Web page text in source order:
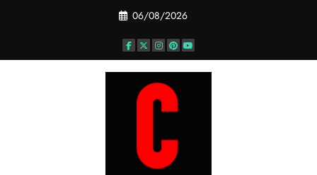
06/08/2026